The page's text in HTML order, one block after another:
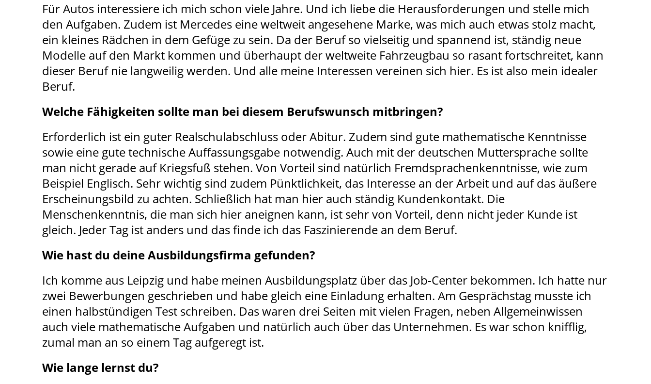
Für Autos interessiere ich mich schon viele Jahre. Und ich liebe die Herausforderungen und stelle mich
den Aufgaben. Zudem ist Mercedes eine weltweit angesehene Marke, was mich auch etwas stolz macht,
ein kleines Rädchen in dem Gefüge zu sein. Da der Beruf so vielseitig und spannend ist, ständig neue
Modelle auf den Markt kommen und überhaupt der weltweite Fahrzeugbau so rasant fortschreitet, kann
dieser Beruf nie langweilig werden. Und alle meine Interessen vereinen sich hier. Es ist also mein idealer
Beruf.
Welche Fähigkeiten sollte man bei diesem Berufswunsch mitbringen?
Erforderlich ist ein guter Realschulabschluss oder Abitur. Zudem sind gute mathematische Kenntnisse
sowie eine gute technische Auffassungsgabe notwendig. Auch mit der deutschen Muttersprache sollte
man nicht gerade auf Kriegsfuß stehen. Von Vorteil sind natürlich Fremdsprachenkenntnisse, wie zum
Beispiel Englisch. Sehr wichtig sind zudem Pünktlichkeit, das Interesse an der Arbeit und auf das äußere
Erscheinungsbild zu achten. Schließlich hat man hier auch ständig Kundenkontakt. Die
Menschenkenntnis, die man sich hier aneignen kann, ist sehr von Vorteil, denn nicht jeder Kunde ist
gleich. Jeder Tag ist anders und das finde ich das Faszinierende an dem Beruf.
Wie hast du deine Ausbildungsfirma gefunden?
Ich komme aus Leipzig und habe meinen Ausbildungsplatz über das Job-Center bekommen. Ich hatte nur
zwei Bewerbungen geschrieben und habe gleich eine Einladung erhalten. Am Gesprächstag musste ich
einen halbstündigen Test schreiben. Das waren drei Seiten mit vielen Fragen, neben Allgemeinwissen
auch viele mathematische Aufgaben und natürlich auch über das Unternehmen. Es war schon knifflig,
zumal man an so einem Tag aufgeregt ist.
Wie lange lernst du?